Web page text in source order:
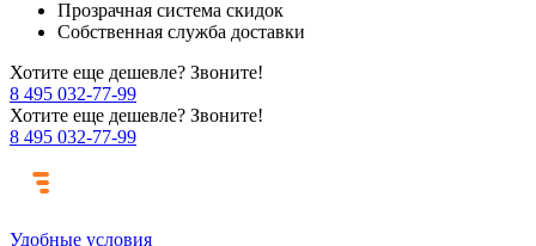
Прозрачная система скидок
Собственная служба доставки
Хотите еще дешевле? Звоните!
8 495 032-77-99
Хотите еще дешевле? Звоните!
8 495 032-77-99
Удобные условия